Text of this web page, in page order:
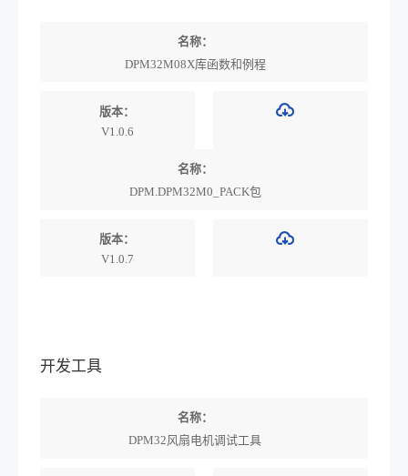
名称：
DPM32M08X库函数和例程
版本：
V1.0.6
名称：
DPM.DPM32M0_PACK包
版本：
V1.0.7
开发工具
名称：
DPM32风扇电机调试工具